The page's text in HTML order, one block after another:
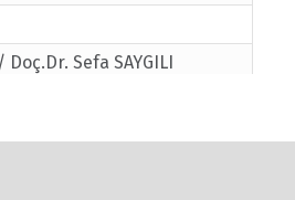
Sefa SAYGILI
(sav) /M.Vasıf GEYLANİ